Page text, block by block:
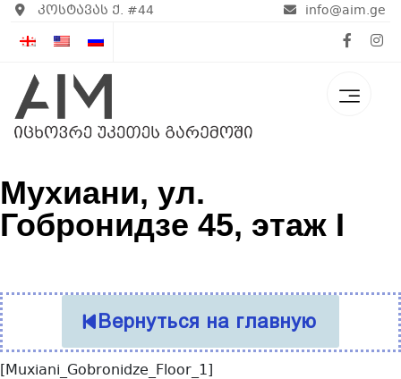
კოსტავას ქ. #44 info@aim.ge
Мухиани, ул.
Гобронидзе 45, этаж I
Вернуться на главную
[Muxiani_Gobronidze_Floor_1]